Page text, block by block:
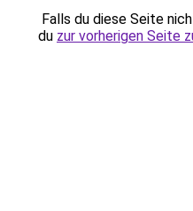
Falls du diese Seite
du zur vorherigen Seite